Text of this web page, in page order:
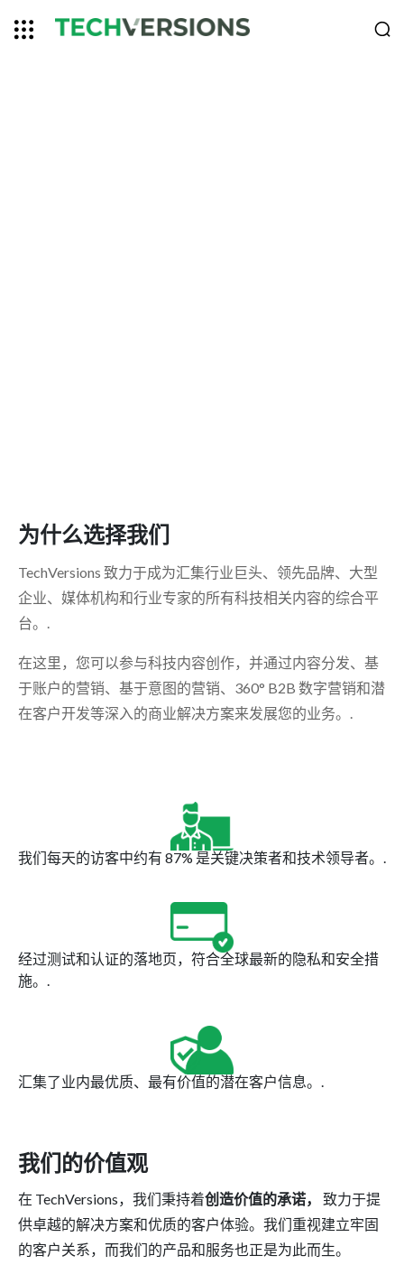
为什么选择我们
TechVersions 致力于成为汇集行业巨头、领先品牌、大型
企业、媒体机构和行业专家的所有科技相关内容的综合平
台。.
在这里，您可以参与科技内容创作，并通过内容分发、基
于账户的营销、基于意图的营销、360° B2B 数字营销和潜
在客户开发等深入的商业解决方案来发展您的业务。.
我们每天的访客中约有 87% 是关键决策者和技术领导者。.
经过测试和认证的落地页，符合全球最新的隐私和安全措
施。.
汇集了业内最优质、最有价值的潜在客户信息。.
我们的价值观
在 TechVersions，我们秉持着创造价值的承诺， 致力于提
供卓越的解决方案和优质的客户体验。我们重视建立牢固
的客户关系，而我们的产品和服务也正是为此而生。